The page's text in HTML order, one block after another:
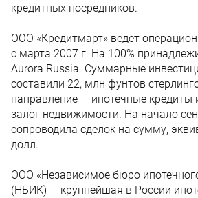
кредитных посредников.
ООО «Кредитмарт» ведет
с марта 2007 г. На 100%
Aurora Russia. Суммарные
составили 22, млн фунтов
направление — ипотечные кредиты
залог недвижимости. На начало
сопроводила сделок на сумму,
долл.
ООО «Независимое бюро
(НБИК) — крупнейшая в России